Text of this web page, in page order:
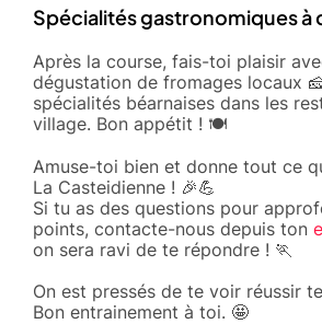
Spécialités gastronomiques à
Après la course, fais-toi plaisir
dégustation de fromages locaux
spécialités béarnaises dans les
village. Bon appétit ! 🍽️
Amuse-toi bien et donne tout ce
La Casteidienne ! 🎉💪
Si tu as des questions pour
points, contacte-nous depuis ton
on sera ravi de te répondre ! 🏃
On est pressés de te voir réussir
Bon entrainement à toi. 🤩